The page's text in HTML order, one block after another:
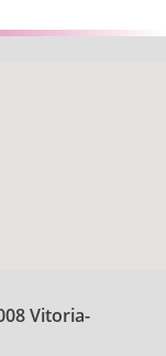
Vitoria-